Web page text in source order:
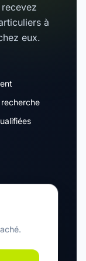
à
eux.